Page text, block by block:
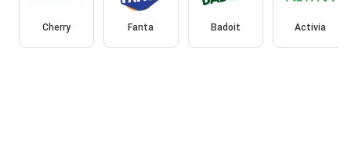
Cherry Fanta Badoit Activia